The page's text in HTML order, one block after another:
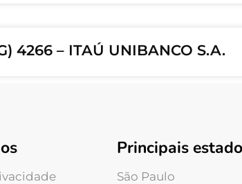
4266 – ITAÚ UNIBANCO S.A.
Principais
São Paulo